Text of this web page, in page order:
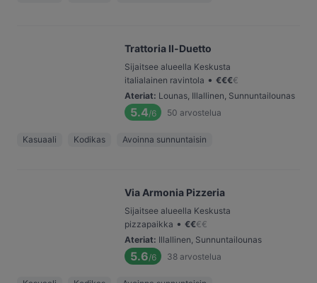
Trattoria Il-Duetto
Sijaitsee alueella Keskusta
italialainen ravintola • €€€€
Ateriat: Lounas, Illallinen, Sunnuntailounas
5.4/6 50 arvostelua
Kasuaali Kodikas Avoinna sunnuntaisin
Via Armonia Pizzeria
Sijaitsee alueella Keskusta
pizzapaikka • €€€€
Ateriat: Illallinen, Sunnuntailounas
5.6/6 38 arvostelua